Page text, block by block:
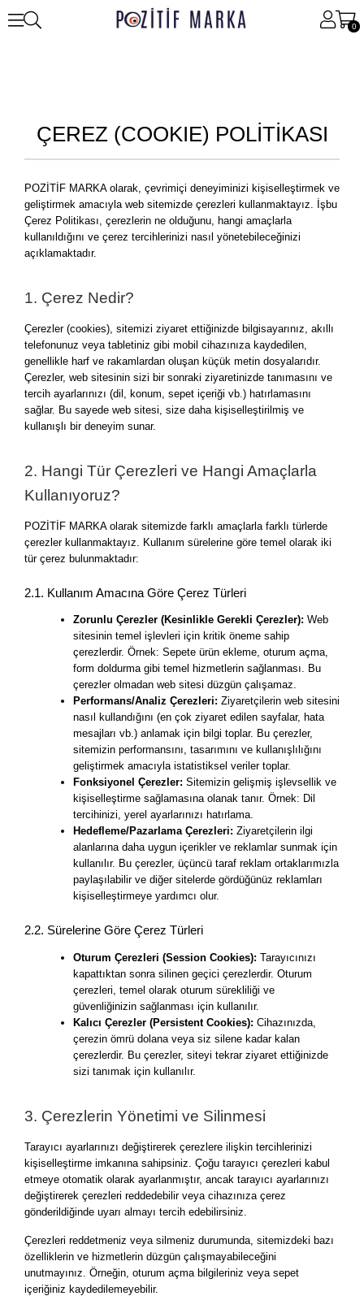
0
ÇEREZ (COOKIE) POLİTİKASI
POZİTİF MARKA olarak, çevrimiçi deneyiminizi kişiselleştirmek ve
geliştirmek amacıyla web sitemizde çerezleri kullanmaktayız. İşbu
Çerez Politikası, çerezlerin ne olduğunu, hangi amaçlarla
kullanıldığını ve çerez tercihlerinizi nasıl yönetebileceğinizi
açıklamaktadır.
1. Çerez Nedir?
Çerezler (cookies), sitemizi ziyaret ettiğinizde bilgisayarınız, akıllı
telefonunuz veya tabletiniz gibi mobil cihazınıza kaydedilen,
genellikle harf ve rakamlardan oluşan küçük metin dosyalarıdır.
Çerezler, web sitesinin sizi bir sonraki ziyaretinizde tanımasını ve
tercih ayarlarınızı (dil, konum, sepet içeriği vb.) hatırlamasını
sağlar. Bu sayede web sitesi, size daha kişiselleştirilmiş ve
kullanışlı bir deneyim sunar.
2. Hangi Tür Çerezleri ve Hangi Amaçlarla
Kullanıyoruz?
POZİTİF MARKA olarak sitemizde farklı amaçlarla farklı türlerde
çerezler kullanmaktayız. Kullanım sürelerine göre temel olarak iki
tür çerez bulunmaktadır:
2.1. Kullanım Amacına Göre Çerez Türleri
Zorunlu Çerezler (Kesinlikle Gerekli Çerezler): Web
sitesinin temel işlevleri için kritik öneme sahip
çerezlerdir. Örnek: Sepete ürün ekleme, oturum açma,
form doldurma gibi temel hizmetlerin sağlanması. Bu
çerezler olmadan web sitesi düzgün çalışamaz.
Performans/Analiz Çerezleri: Ziyaretçilerin web sitesini
nasıl kullandığını (en çok ziyaret edilen sayfalar, hata
mesajları vb.) anlamak için bilgi toplar. Bu çerezler,
sitemizin performansını, tasarımını ve kullanışlılığını
geliştirmek amacıyla istatistiksel veriler toplar.
Fonksiyonel Çerezler: Sitemizin gelişmiş işlevsellik ve
kişiselleştirme sağlamasına olanak tanır. Örnek: Dil
tercihinizi, yerel ayarlarınızı hatırlama.
Hedefleme/Pazarlama Çerezleri: Ziyaretçilerin ilgi
alanlarına daha uygun içerikler ve reklamlar sunmak için
kullanılır. Bu çerezler, üçüncü taraf reklam ortaklarımızla
paylaşılabilir ve diğer sitelerde gördüğünüz reklamları
kişiselleştirmeye yardımcı olur.
2.2. Sürelerine Göre Çerez Türleri
Oturum Çerezleri (Session Cookies): Tarayıcınızı
kapattıktan sonra silinen geçici çerezlerdir. Oturum
çerezleri, temel olarak oturum sürekliliği ve
güvenliğinizin sağlanması için kullanılır.
Kalıcı Çerezler (Persistent Cookies): Cihazınızda,
çerezin ömrü dolana veya siz silene kadar kalan
çerezlerdir. Bu çerezler, siteyi tekrar ziyaret ettiğinizde
sizi tanımak için kullanılır.
3. Çerezlerin Yönetimi ve Silinmesi
Tarayıcı ayarlarınızı değiştirerek çerezlere ilişkin tercihlerinizi
kişiselleştirme imkanına sahipsiniz. Çoğu tarayıcı çerezleri kabul
etmeye otomatik olarak ayarlanmıştır, ancak tarayıcı ayarlarınızı
değiştirerek çerezleri reddedebilir veya cihazınıza çerez
gönderildiğinde uyarı almayı tercih edebilirsiniz.
Çerezleri reddetmeniz veya silmeniz durumunda, sitemizdeki bazı
özelliklerin ve hizmetlerin düzgün çalışmayabileceğini
unutmayınız. Örneğin, oturum açma bilgileriniz veya sepet
içeriğiniz kaydedilemeyebilir.